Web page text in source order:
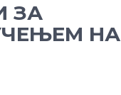
ЗА
НА